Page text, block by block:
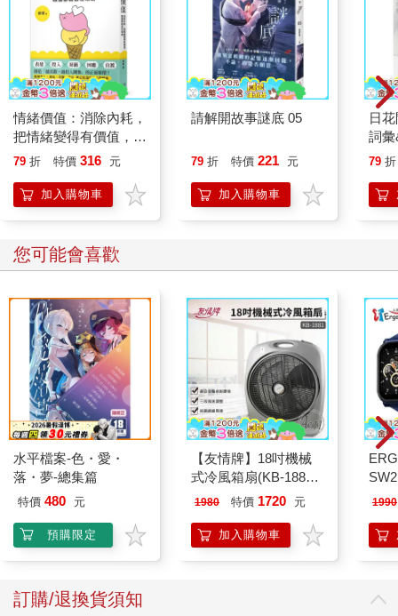
情緒價值：消除內耗，
把情緒變得有價值，跟
誰都能自在相處
79 折 特價 316 元
加入購物車
請解開故事謎底 05
79 折 特價 221 元
加入購物車
日
詞
79 折
您可能會喜歡
水平檔案-色・愛・
落・夢-總集篇
特價 480 元
預購限定
【友情牌】18吋機械
式冷風箱扇(KB-1881
按鍵在上方)
1980 特價 1720 元
加入購物車
泳
1990
訂購/退換貨須知